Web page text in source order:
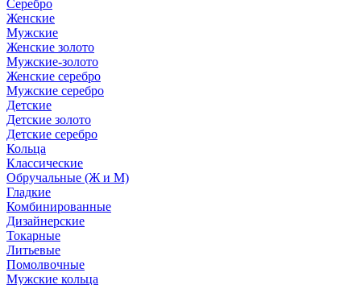
Серебро
Женские
Мужские
Женские золото
Мужские-золото
Женские серебро
Мужские серебро
Детские
Детские золото
Детские серебро
Кольца
Классические
Обручальные (Ж и М)
Гладкие
Комбинированные
Дизайнерские
Токарные
Литьевые
Помолвочные
Мужские кольца